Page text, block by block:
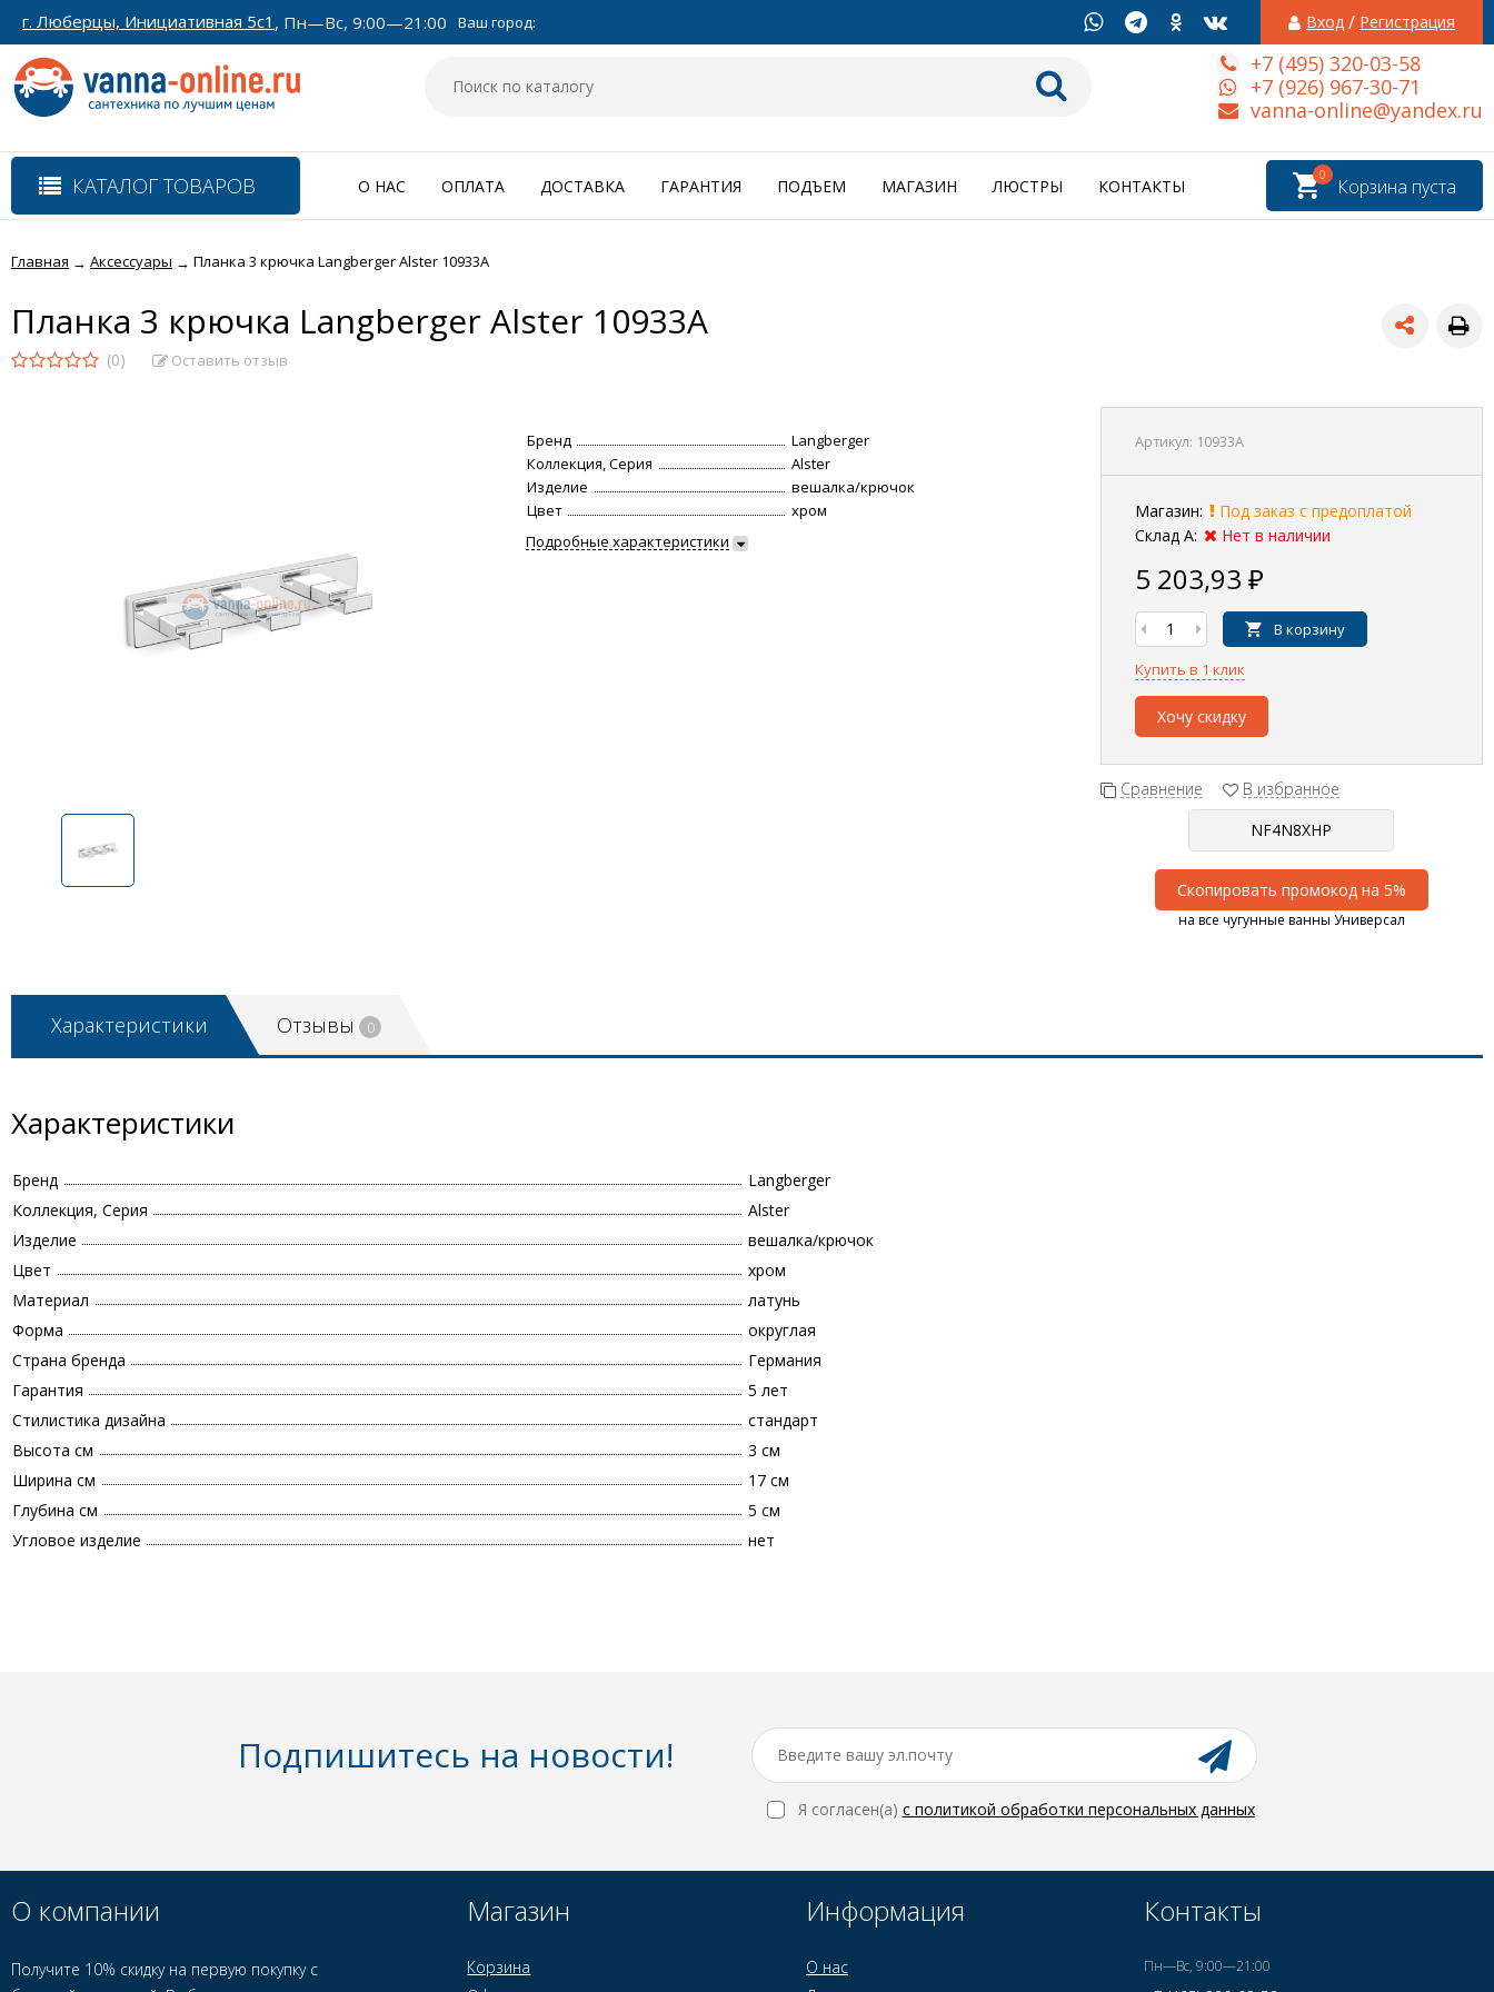
г. Люберцы, Инициативная 5с1 , Пн—Вс, 9:00—21:00 Ваш город: Вход / Регистрация
+7 (495) 320-03-58
+7 (926) 967-30-71
vanna-online@yandex.ru
КАТАЛОГ ТОВАРОВ Корзина пуста
0
О НАС ОПЛАТА ДОСТАВКА ГАРАНТИЯ ПОДЪЕМ МАГАЗИН ЛЮСТРЫ КОНТАКТЫ
Главная → Аксессуары → Планка 3 крючка Langberger Alster 10933A
Планка 3 крючка Langberger Alster 10933A
(0) Оставить отзыв
Артикул: 10933A
Магазин:
Под заказ с предоплатой
Склад А:
Нет в наличии
5 203,93 ₽
В корзину
Купить в 1 клик
Хочу скидку
Сравнение В избранное
Скопировать промокод на 5%
на все чугунные ванны Универсал
Бренд
Langberger
Коллекция, Серия
Alster
Изделие
вешалка/крючок
Цвет
хром
Подробные характеристики
Характеристики Отзывы 0
Характеристики
Бренд
Langberger
Коллекция, Серия
Alster
Изделие
вешалка/крючок
Цвет
хром
Материал
латунь
Форма
округлая
Страна бренда
Германия
Гарантия
5 лет
Стилистика дизайна
стандарт
Высота см
3 см
Ширина см
17 см
Глубина см
5 см
Угловое изделие
нет
Подпишитесь на новости!
Я согласен(a) с политикой обработки персональных данных
О компании
Получите 10% скидку на первую покупку с
Магазин
Корзина
Информация
О нас
Контакты
Пн—Вс, 9:00—21:00